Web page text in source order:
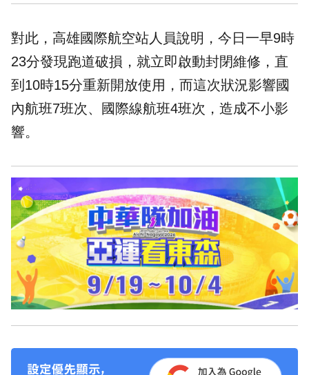
對此，高雄國際航空站人員說明，今日一早9時
23分發現跑道破損，就立即啟動封閉維修，直
到10時15分重新開放使用，而這次狀況影響國
內航班7班次、國際線航班4班次，造成不小影
響。